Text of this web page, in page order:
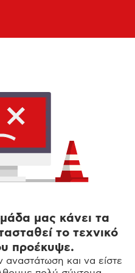
μας κάνει τα
το τεχνικό
προέκυψε.
και να είστε